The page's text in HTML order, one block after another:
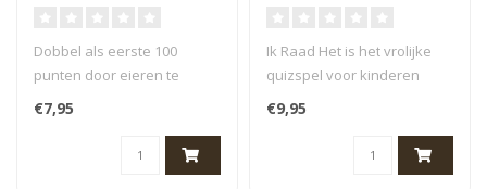
Dobbel als eerste 100
punten door eieren te
koken, spiegeleieren te
bakken en mo..
€7,95
Ik Raad Het is het vrolijke
quizspel voor kinderen
vanaf 8 jaar. Met 50
originel..
€9,95